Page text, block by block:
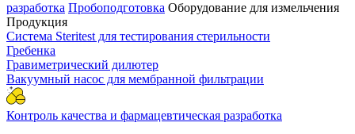
разработка Пробоподготовка Оборудование для измельчения
Продукция
Система Steritest для тестирования стерильности
Гребенка
Гравиметрический дилютер
Вакуумный насос для мембранной фильтрации
Контроль качества и фармацевтическая разработка